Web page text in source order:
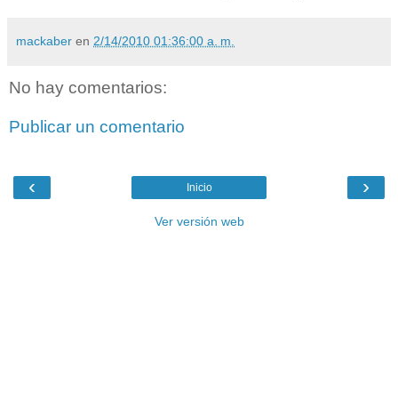
mackaber en 2/14/2010 01:36:00 a. m.
No hay comentarios:
Publicar un comentario
‹ ›
Inicio
Ver versión web